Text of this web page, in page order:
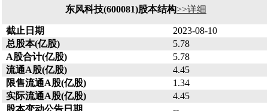
东风科技(600081)股本结构>>详细
截止日期
2023-08-10
总股本(亿股)
5.78
A股合计(亿股)
5.78
流通A股(亿股)
4.45
限售流通A股(亿股)
1.34
实际流通A股(亿股)
4.45
股本变动公告日期
--